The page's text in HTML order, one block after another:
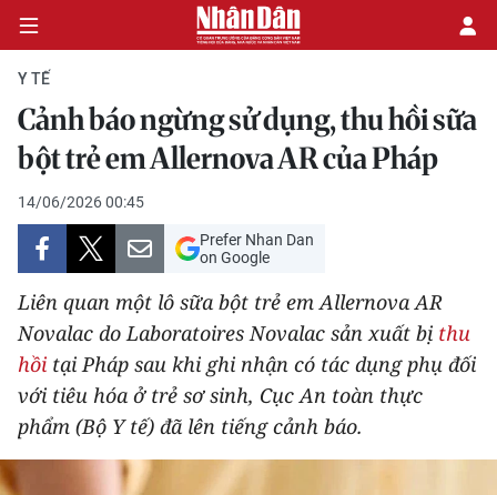
CHÍNH TRỊ
KINH TẾ
VĂN HÓA
XÃ HỘI
PHÁP LUẬT
DU LỊCH
Y TẾ
Cảnh báo ngừng sử dụng, thu hồi sữa
bột trẻ em Allernova AR của Pháp
14/06/2026 00:45
Prefer Nhan Dan
on Google
Liên quan một lô sữa bột trẻ em Allernova AR
Novalac do Laboratoires Novalac sản xuất bị thu
hồi tại Pháp sau khi ghi nhận có tác dụng phụ đối
với tiêu hóa ở trẻ sơ sinh, Cục An toàn thực
phẩm (Bộ Y tế) đã lên tiếng cảnh báo.